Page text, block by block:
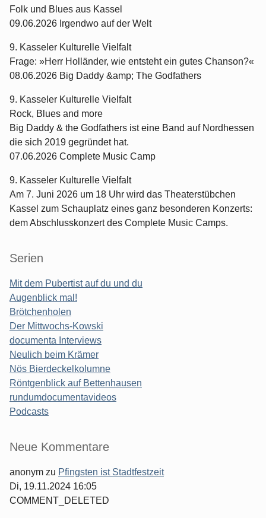
Folk und Blues aus Kassel
09.06.2026 Irgendwo auf der Welt
9. Kasseler Kulturelle Vielfalt
Frage: »Herr Holländer, wie entsteht ein gutes Chanson?«
08.06.2026 Big Daddy &amp; The Godfathers
9. Kasseler Kulturelle Vielfalt
Rock, Blues and more
Big Daddy & the Godfathers ist eine Band auf Nordhessen
die sich 2019 gegründet hat.
07.06.2026 Complete Music Camp
9. Kasseler Kulturelle Vielfalt
Am 7. Juni 2026 um 18 Uhr wird das Theaterstübchen
Kassel zum Schauplatz eines ganz besonderen Konzerts:
dem Abschlusskonzert des Complete Music Camps.
Serien
Mit dem Pubertist auf du und du
Augenblick mal!
Brötchenholen
Der Mittwochs-Kowski
documenta Interviews
Neulich beim Krämer
Nös Bierdeckelkolumne
Röntgenblick auf Bettenhausen
rundumdocumentavideos
Podcasts
Seitenleiste
Neue Kommentare
anonym zu Pfingsten ist Stadtfestzeit
Di, 19.11.2024 16:05
COMMENT_DELETED